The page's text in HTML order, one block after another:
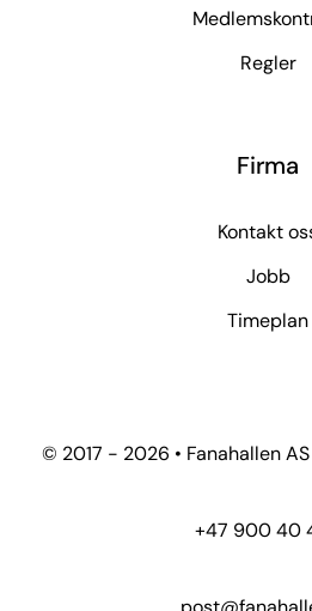
Regler
Firma
Kontakt
Jobb
Timeplan
© 2017 - 2026 • Fanahallen
+47 900 40